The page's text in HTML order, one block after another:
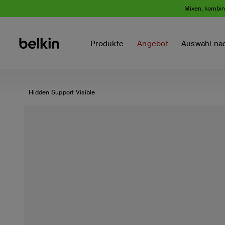
Mixen,
Produkte Angebot Auswahl
Hidden Support Visible